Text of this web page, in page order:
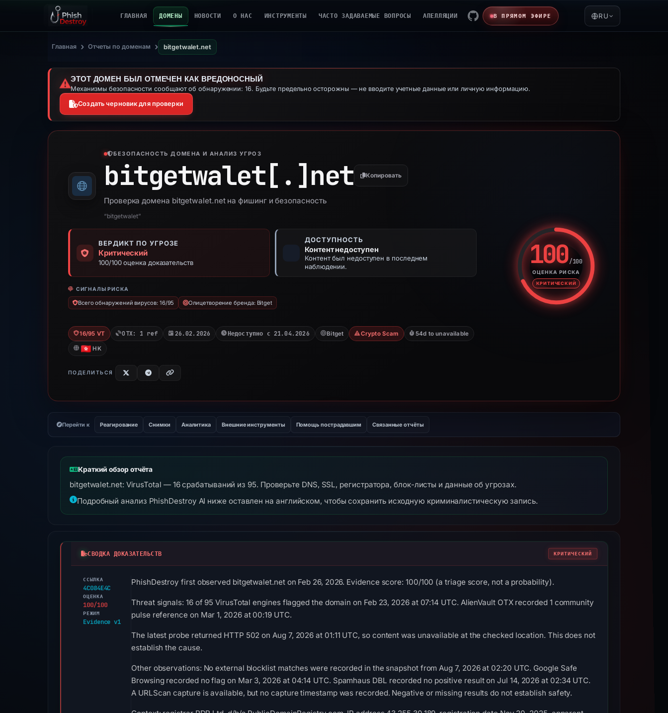
ГЛАВНАЯ ДОМЕНЫ НОВОСТИ О НАС ИНСТРУМЕНТЫ ЧАСТО ЗАДАВАЕМЫЕ ВОПРОСЫ АПЕЛЛЯЦИИ В ПРЯМОМ ЭФИРЕ RU
Главная › Отчеты по доменам › bitgetwalet.net
⚠️ЭТОТ ДОМЕН БЫЛ ОТМЕЧЕН КАК ВРЕДОНОСНЫЙ
Механизмы безопасности сообщают об обнаружении: 16. Будьте предельно осторожны — не вводите учетные данные или личную информацию.
Создать черновик для проверки
БЕЗОПАСНОСТЬ ДОМЕНА И АНАЛИЗ УГРОЗ
bitgetwalet[.]net Копировать
Проверка домена bitgetwalet.net на фишинг и безопасность
“bitgetwalet”
ВЕРДИКТ ПО УГРОЗЕ
Критический
100/100 оценка доказательств
ДОСТУПНОСТЬ
Контент недоступен
Контент был недоступен в последнем
наблюдении.
СИГНАЛЫ РИСКА
Всего обнаружений вирусов: 16/95 Олицетворение бренда: Bitget
16/95 VT OTX: 1 ref 26.02.2026 Недоступно с 21.04.2026 Bitget Crypto Scam 54d to unavailable
HK
ПОДЕЛИТЬСЯ
100/100
ОЦЕНКА РИСКА
КРИТИЧЕСКИЙ
Оценка риска: 100 из 100.
Перейти к Реагирование Снимки Аналитика Внешние инструменты Помощь пострадавшим Связанные отчёты
Краткий обзор отчёта
bitgetwalet.net: VirusTotal — 16 срабатываний из 95. Проверьте DNS, SSL, регистратора, блок-листы и данные об угрозах.
Подробный анализ PhishDestroy AI ниже оставлен на английском, чтобы сохранить исходную криминалистическую запись.
СВОДКА ДОКАЗАТЕЛЬСТВ КРИТИЧЕСКИЙ
ССЫЛКА
4C084E4C
ОЦЕНКА
100/100
РЕЖИМ
Evidence v1
PhishDestroy first observed bitgetwalet.net on Feb 26, 2026. Evidence score: 100/100 (a triage score, not a probability).
Threat signals: 16 of 95 VirusTotal engines flagged the domain on Feb 23, 2026 at 07:14 UTC. AlienVault OTX recorded 1 community
pulse reference on Mar 1, 2026 at 00:19 UTC.
The latest probe returned HTTP 502 on Aug 7, 2026 at 01:11 UTC, so content was unavailable at the checked location. This does not
establish the cause.
Other observations: No external blocklist matches were recorded in the snapshot from Aug 7, 2026 at 02:20 UTC. Google Safe
Browsing recorded no flag on Mar 3, 2026 at 04:14 UTC. Spamhaus DBL recorded no positive result on Jul 14, 2026 at 02:34 UTC.
A URLScan capture is available, but no capture timestamp was recorded. Negative or missing results do not establish safety.